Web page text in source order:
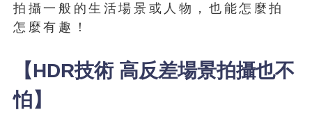
拍攝一般的生活場景或人物，也能怎麼拍
怎麼有趣！
【HDR技術 高反差場景拍攝也不
怕】